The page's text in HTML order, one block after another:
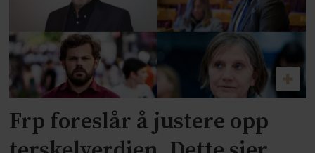
Frp foreslår å justere opp